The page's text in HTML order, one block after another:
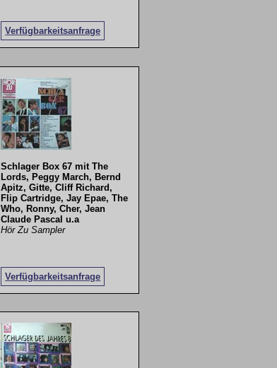
Verfügbarkeitsanfrage
Schlager Box 67 mit The
Lords, Peggy March, Bernd
Apitz, Gitte, Cliff Richard,
Flip Cartridge, Jay Epae, The
Who, Ronny, Cher, Jean
Claude Pascal u.a
Hör Zu Sampler
Verfügbarkeitsanfrage